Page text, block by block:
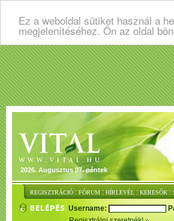
Ez a weboldal sütiket használ a
megjelenítéséhez. Ön az oldal
2026. Augusztus 07. péntek
REGISZTRÁCIÓ : FÓRUM : HÍRLEVÉL : KERESŐK :
Username: